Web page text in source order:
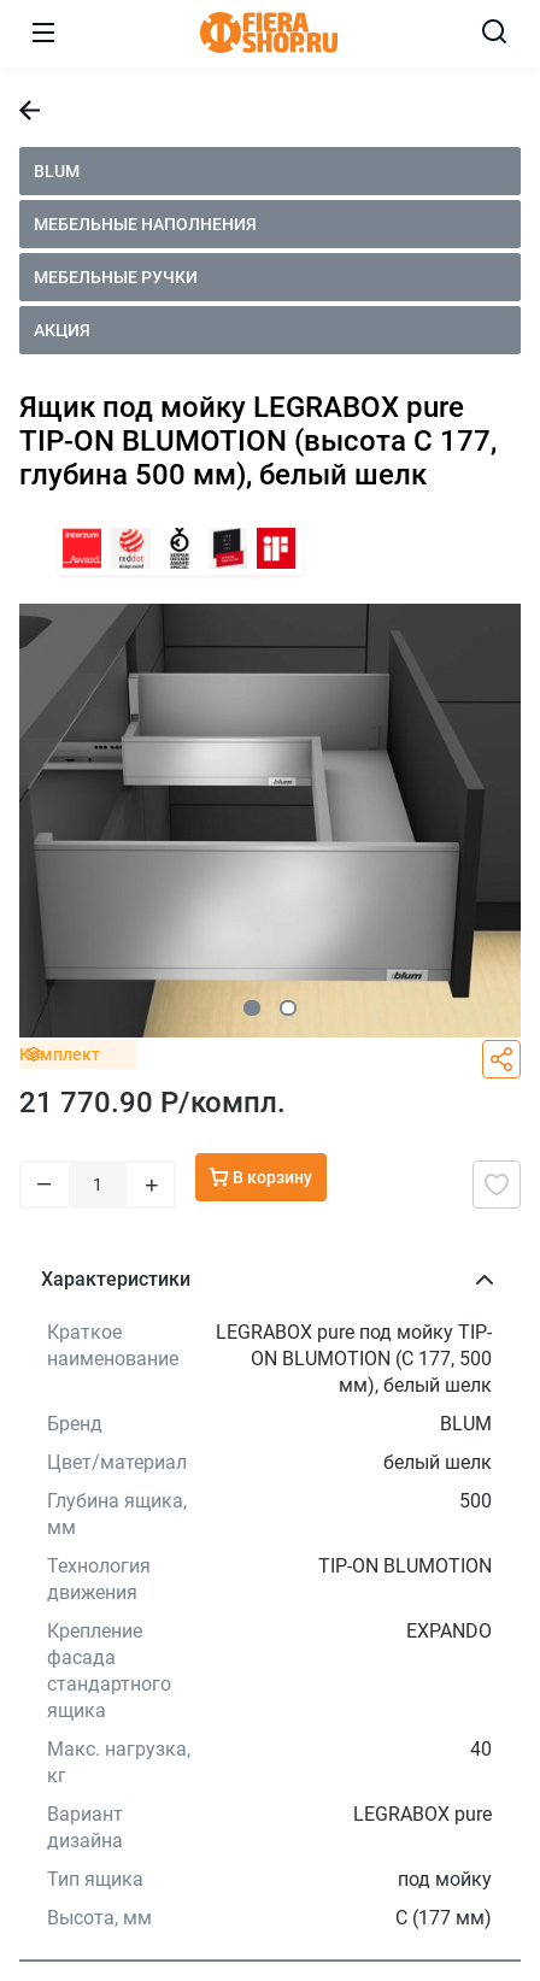
BLUM
МЕБЕЛЬНЫЕ НАПОЛНЕНИЯ
МЕБЕЛЬНЫЕ РУЧКИ
АКЦИЯ
Ящик под мойку LEGRABOX pure
TIP-ON BLUMOTION (высота C 177,
глубина 500 мм), белый шелк
Комплект
21 770.90 Р/компл.
– + В корзину
Характеристики
Краткое
наименование
LEGRABOX pure под мойку TIP-
ON BLUMOTION (C 177, 500
мм), белый шелк
Бренд
BLUM
Цвет/материал
белый шелк
Глубина ящика,
мм
500
Технология
движения
TIP-ON BLUMOTION
Крепление
фасада
стандартного
ящика
EXPANDO
Макс. нагрузка,
кг
40
Вариант
дизайна
LEGRABOX pure
Тип ящика
под мойку
Высота, мм
C (177 мм)